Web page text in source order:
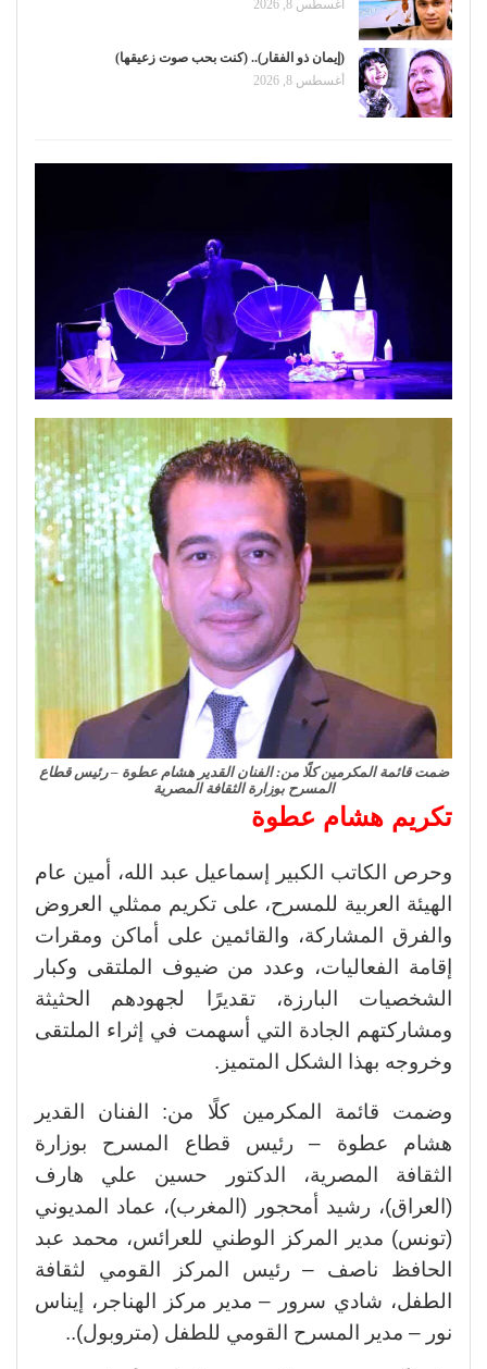
أغسطس 8, 2026
(إيمان ذو الفقار).. (كنت بحب صوت زعيقها)
أغسطس 8, 2026
ضمت قائمة المكرمين كلًا من: الفنان القدير هشام عطوة – رئيس قطاع
المسرح بوزارة الثقافة المصرية
تكريم هشام عطوة
وحرص الكاتب الكبير إسماعيل عبد الله، أمين عام
الهيئة العربية للمسرح، على تكريم ممثلي العروض
والفرق المشاركة، والقائمين على أماكن ومقرات
إقامة الفعاليات، وعدد من ضيوف الملتقى وكبار
الشخصيات البارزة، تقديرًا لجهودهم الحثيثة
ومشاركتهم الجادة التي أسهمت في إثراء الملتقى
وخروجه بهذا الشكل المتميز.
وضمت قائمة المكرمين كلًا من: الفنان القدير
هشام عطوة – رئيس قطاع المسرح بوزارة
الثقافة المصرية، الدكتور حسين علي هارف
(العراق)، رشيد أمحجور (المغرب)، عماد المديوني
(تونس) مدير المركز الوطني للعرائس، محمد عبد
الحافظ ناصف – رئيس المركز القومي لثقافة
الطفل، شادي سرور – مدير مركز الهناجر، إيناس
نور – مدير المسرح القومي للطفل (متروبول)..